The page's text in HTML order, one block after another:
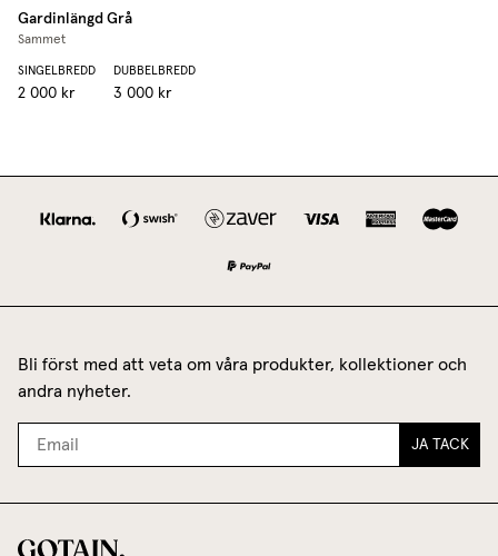
GardinlängdGrå
Sammet
SINGELBREDD
2 000 kr
DUBBELBREDD
3 000 kr
Bli först med att veta om våra produkter, kollektioner och
andra nyheter.
JA TACK